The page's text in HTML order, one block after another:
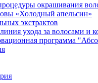
окрашивания
«Холодный апельсин»
экстрактов
ухода за волосами и
программа